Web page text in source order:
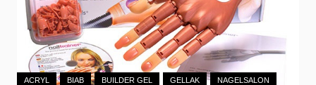
ACRYL BIAB BUILDER GEL GELLAK NAGELSALON